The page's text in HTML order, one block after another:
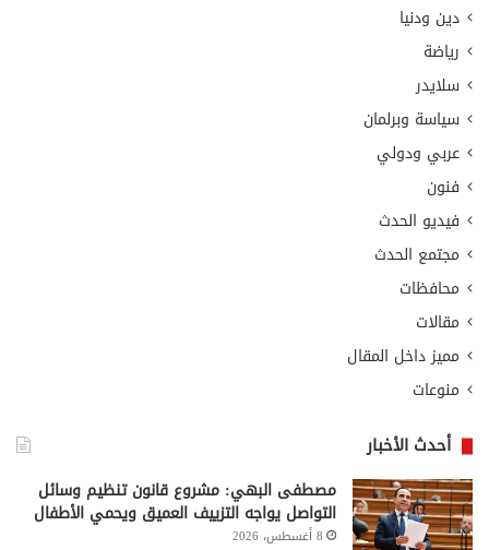
دين ودنيا
رياضة
سلايدر
سياسة وبرلمان
عربي ودولي
فنون
فيديو الحدث
مجتمع الحدث
محافظات
مقالات
مميز داخل المقال
منوعات
أحدث الأخبار
مصطفى البهي: مشروع قانون تنظيم وسائل
التواصل يواجه التزييف العميق ويحمي الأطفال
8 أغسطس، 2026